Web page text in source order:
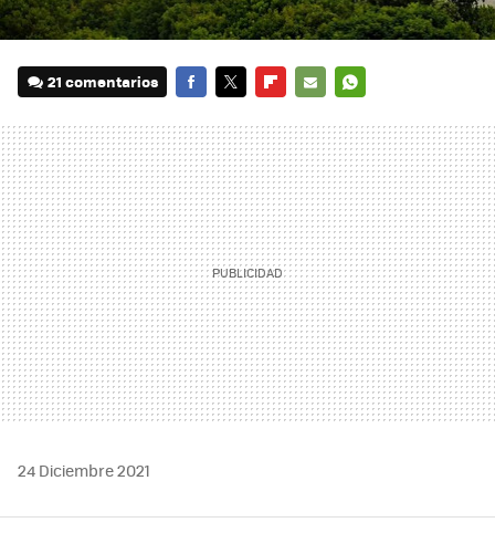
21 comentarios
MAIL
24 Diciembre 2021